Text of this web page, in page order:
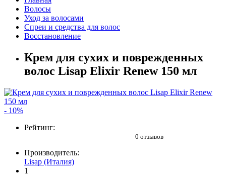
Волосы
Уход за волосами
Спреи и средства для волос
Восстановление
Крем для сухих и поврежденных
волос Lisap Elixir Renew 150 мл
- 10%
Рейтинг:
0 отзывов
Производитель:
Lisap (Италия)
1